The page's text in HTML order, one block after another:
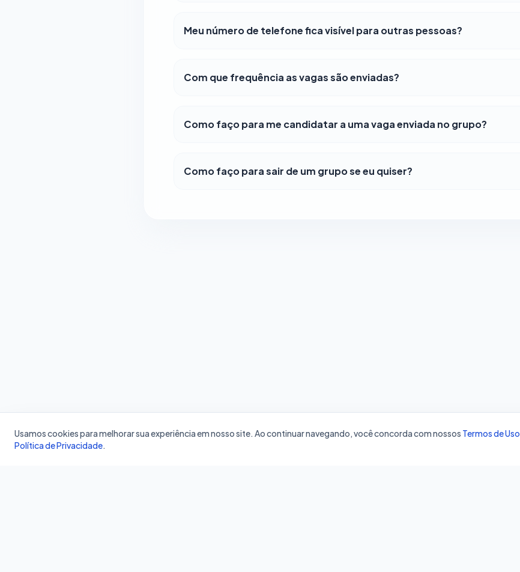
Meu número de telefone fica visível para outras pessoas?
Com que frequência as vagas são enviadas?
Como faço para me candidatar a uma vaga enviada no grupo?
Como faço para sair de um grupo se eu quiser?
Usamos cookies para melhorar sua experiência em nosso site. Ao continuar navegando, você concorda com nossos Termos de Uso
Política de Privacidade.